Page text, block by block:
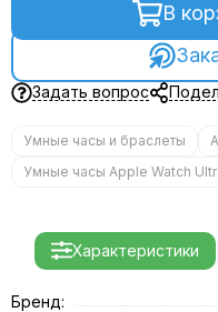
В
Задать вопрос
Умные часы и браслеты
Умные часы Apple Watch
Характеристики
Бренд: